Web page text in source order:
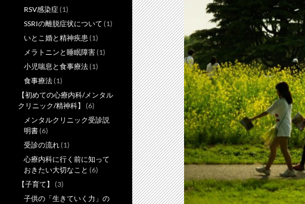
RSV感染症(1)
SSRIの離脱症状について (1)
いとこ婚と精神疾患 (1)
メラトニンと睡眠障害(1)
小児喘息と食事療法(1)
食事療法(1)
【初めての心療内科/メンタル
クリニック/精神科】
(6)
メンタルクリニック受診説
明書(6)
受診の流れ(1)
心療内科に行く前に知って
おきたい大切なこと (6)
【子育て】
(3)
子供の「生きていく力」の